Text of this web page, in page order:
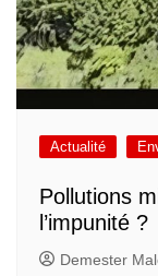
Actualité
Pollutions
l’impunité ?
Demester